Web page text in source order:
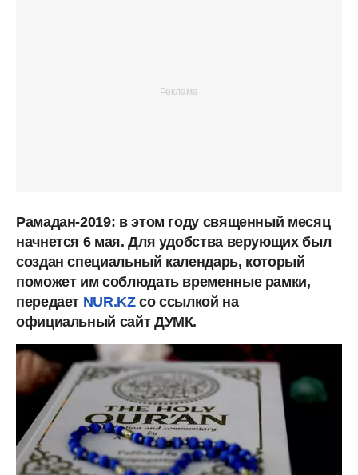
Рамадан-2019: в этом году священный месяц
начнется 6 мая. Для удобства верующих был
создан специальный календарь, который
поможет им соблюдать временные рамки,
передает NUR.KZсо ссылкой на
официальный сайт ДУМК.